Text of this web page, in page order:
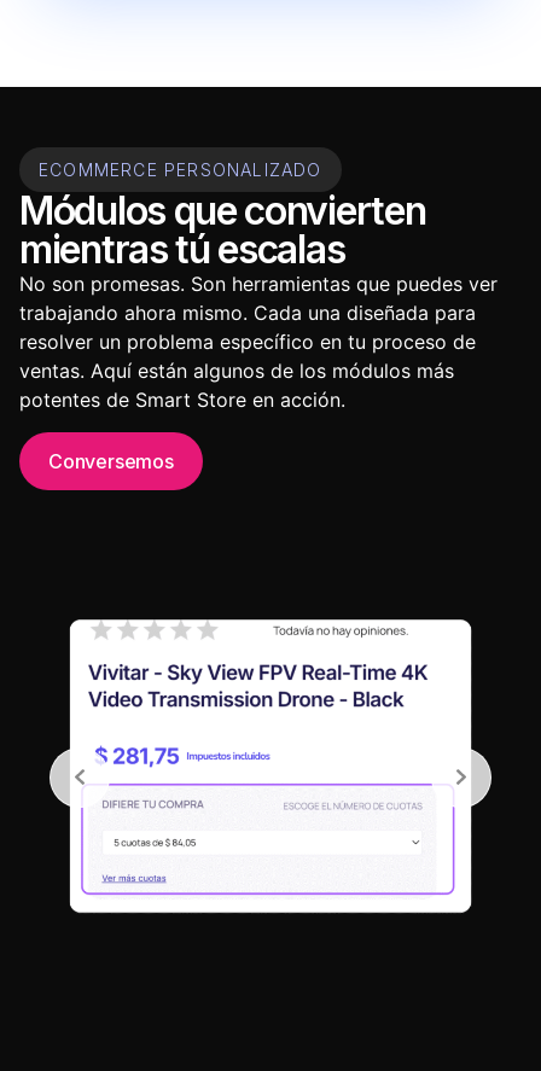
ECOMMERCE PERSONALIZADO
Módulos que convierten
mientras tú escalas
No son promesas. Son herramientas que puedes ver
trabajando ahora mismo. Cada una diseñada para
resolver un problema específico en tu proceso de
ventas. Aquí están algunos de los módulos más
potentes de Smart Store en acción.
Conversemos